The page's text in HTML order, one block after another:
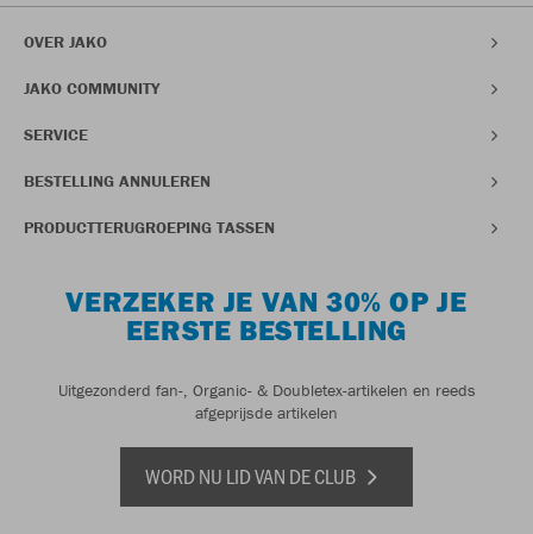
OVER JAKO
JAKO COMMUNITY
SERVICE
BESTELLING ANNULEREN
PRODUCTTERUGROEPING TASSEN
VERZEKER JE VAN 30% OP JE
EERSTE BESTELLING
Uitgezonderd fan-, Organic- & Doubletex-artikelen en reeds
afgeprijsde artikelen
WORD NU LID VAN DE CLUB